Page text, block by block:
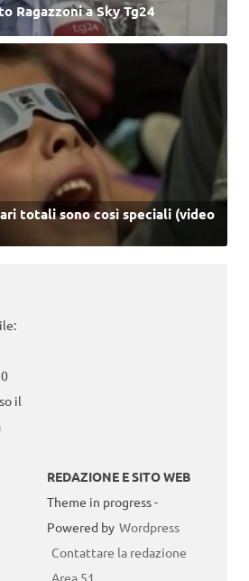
Ragazzoni a Sky Tg24
totali sono così speciali (video
il
REDAZIONE E SITO WEB
Theme in progress -
Powered by Wordpress
Contattare la redazione